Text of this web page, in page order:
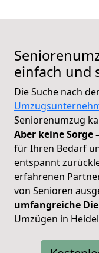
einfach und
Die Suche nach
Seniorenumzug
Aber keine Sorge
für Ihren Bedarf
entspannt
erfahrenen
von Senioren
umfangreiche
Umzügen in